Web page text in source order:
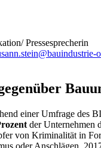
Pressesprecherin
einer Umfrage des
der Unternehmen
von Kriminalität in
oder Anschlägen.